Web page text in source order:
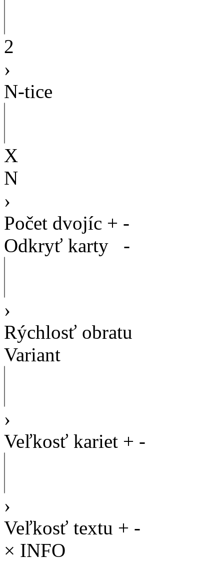
2
›
N-tice
X
N
›
Počet dvojíc + -
Odkryť karty
-
›
Rýchlosť obratu
Variant
›
Veľkosť kariet + -
›
Veľkosť textu + -
× INFO